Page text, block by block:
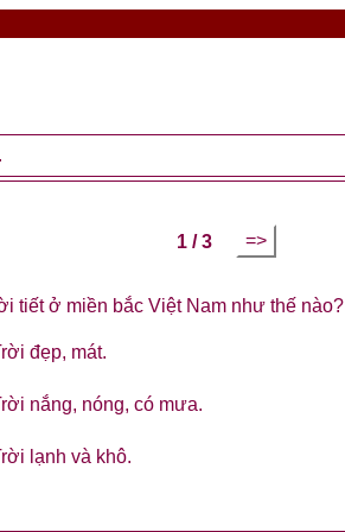
1 / 3
=>
tiết ở miền bắc Việt Nam như thế nào?
đẹp, mát.
nắng, nóng, có mưa.
lạnh và khô.